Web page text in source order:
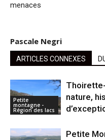
menaces
Pascale Negri
ARTICLES CONNEXES
Petite
montagne -
Région des lacs
nature,
Petite